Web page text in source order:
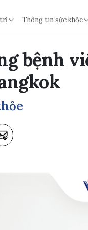
Thông tin sức khỏe
bệnh